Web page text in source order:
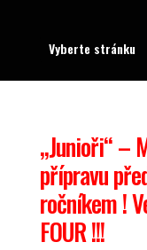
Vyberte stránku
„Junioři“ –
přípravu
ročníkem !
FOUR !!!